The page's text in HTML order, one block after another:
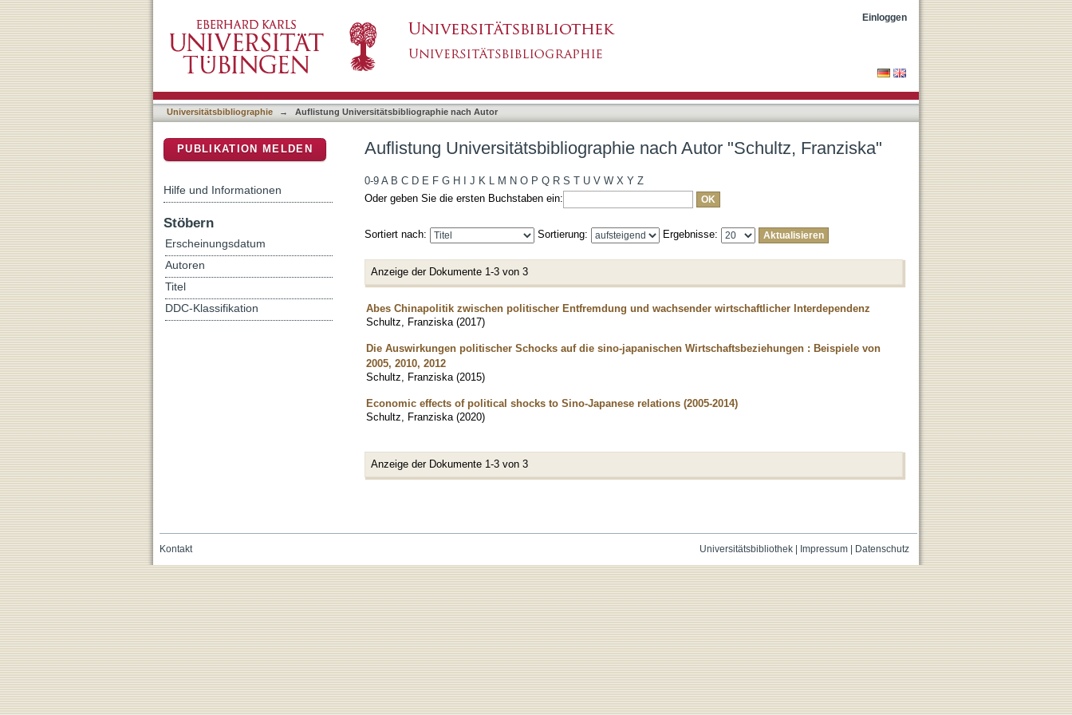
Einloggen
Universitätsbibliographie → Auflistung Universitätsbibliographie nach Autor
Auflistung Universitätsbibliographie nach Autor "Schultz, Franziska"
0-9 A B C D E F G H J K L M N O P Q R S T U V W X Y Z
Oder geben Sie die ersten Buchstaben ein:
Sortiert nach: Sortierung: Ergebnisse:
Anzeige der Dokumente 1-3 von 3
Abes Chinapolitik zwischen politischer Entfremdung und wachsender wirtschaftlicher Interdependenz
Schultz, Franziska (2017)
Die Auswirkungen politischer Schocks auf die sino-japanischen Wirtschaftsbeziehungen : Beispiele von
2005, 2010, 2012
Schultz, Franziska (2015)
Economic effects of political shocks to Sino-Japanese relations (2005-2014)
Schultz, Franziska (2020)
Anzeige der Dokumente 1-3 von 3
PUBLIKATION MELDEN
Hilfe und Informationen
Stöbern
Erscheinungsdatum
Autoren
Titel
DDC-Klassifikation
Universitätsbibliothek| Impressum| Datenschutz
Kontakt